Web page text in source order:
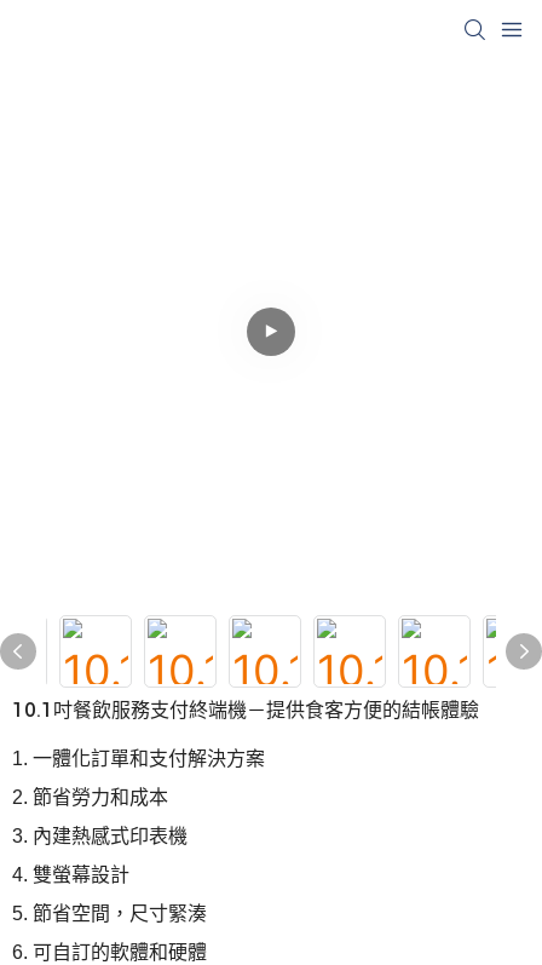
10.1吋餐飲服務支付終端機－提供食客方便的結帳體驗
1. 一體化訂單和支付解決方案
2. 節省勞力和成本
3. 內建熱感式印表機
4. 雙螢幕設計
5. 節省空間，尺寸緊湊
6. 可自訂的軟體和硬體